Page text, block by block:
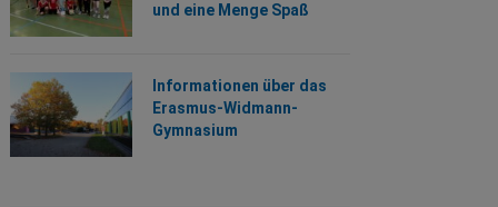
und eine Menge Spaß
Informationen über das
Erasmus-Widmann-
Gymnasium